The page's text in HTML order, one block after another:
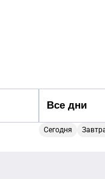
Сегодня